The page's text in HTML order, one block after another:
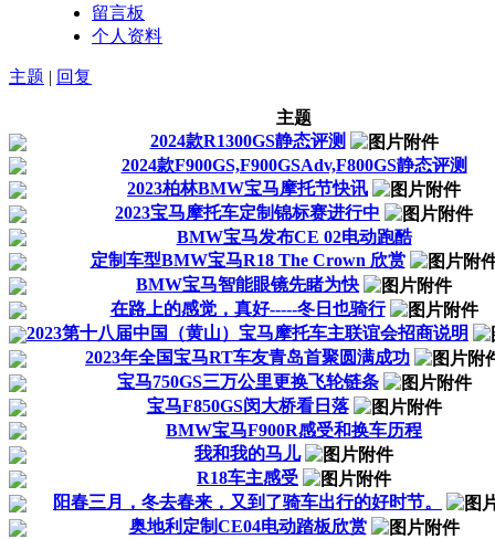
留言板
个人资料
主题 | 回复
主题
2024款R1300GS静态评测
2024款F900GS,F900GSAdv,F800GS静态评测
2023柏林BMW宝马摩托节快讯
2023宝马摩托车定制锦标赛进行中
BMW宝马发布CE 02电动跑酷
定制车型BMW宝马R18 The Crown 欣赏
BMW宝马智能眼镜先睹为快
在路上的感觉，真好-----冬日也骑行
2023第十八届中国（黄山）宝马摩托车主联谊会招商说明
2023年全国宝马RT车友青岛首聚圆满成功
宝马750GS三万公里更换飞轮链条
宝马F850GS闵大桥看日落
BMW宝马F900R感受和换车历程
我和我的马儿
R18车主感受
阳春三月，冬去春来，又到了骑车出行的好时节。
奥地利定制CE04电动踏板欣赏